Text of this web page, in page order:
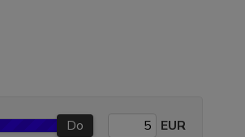
Do EUR